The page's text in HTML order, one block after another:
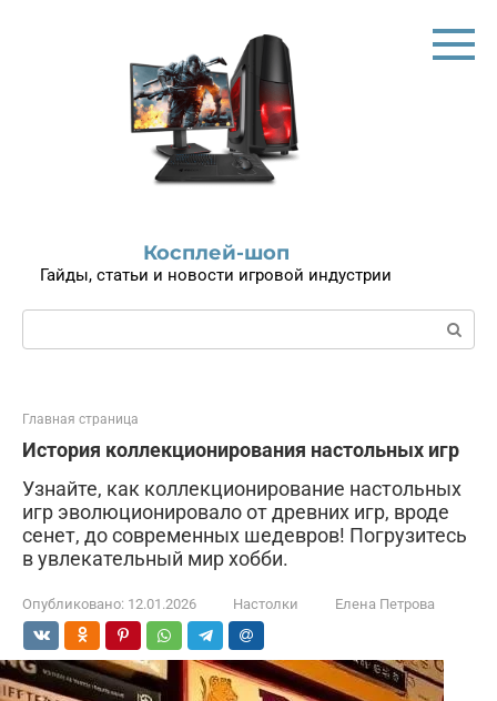
Косплей-шоп
Гайды, статьи и новости игровой индустрии
Поиск:
Главная страница
История коллекционирования настольных игр
Узнайте, как коллекционирование настольных
игр эволюционировало от древних игр, вроде
сенет, до современных шедевров! Погрузитесь
в увлекательный мир хобби.
Опубликовано: 12.01.2026 Настолки Елена Петрова